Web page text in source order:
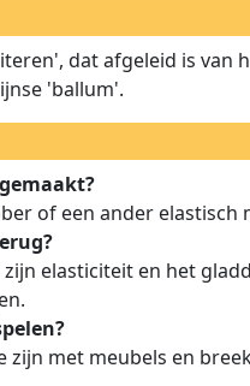
dat afgeleid is van
'ballum'.
of een ander elastisch
elasticiteit en het
zijn met meubels en